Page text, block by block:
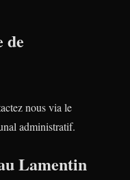
de
nous via le
administratif.
Lamentin